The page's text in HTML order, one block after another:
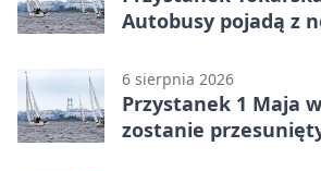
Autobusy pojadą z
6 sierpnia 2026
Przystanek 1 Maja
zostanie